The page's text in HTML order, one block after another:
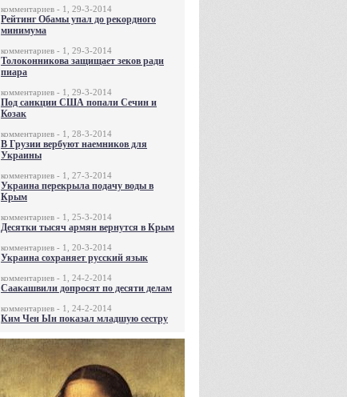
комментариев - 1, 29-3-2014
Рейтинг Обамы упал до рекордного
минимума
комментариев - 1, 29-3-2014
Толоконникова защищает зеков ради
пиара
комментариев - 1, 29-3-2014
Под санкции США попали Сечин и
Козак
комментариев - 1, 28-3-2014
В Грузии вербуют наемников для
Украины
комментариев - 1, 27-3-2014
Украина перекрыла подачу воды в
Крым
комментариев - 1, 25-3-2014
Десятки тысяч армян вернутся в Крым
комментариев - 1, 20-3-2014
Украина сохраняет русский язык
комментариев - 1, 24-2-2014
Саакашвили допросят по десяти делам
комментариев - 1, 24-2-2014
Ким Чен Ын показал младшую сестру